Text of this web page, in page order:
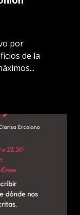
por
de la